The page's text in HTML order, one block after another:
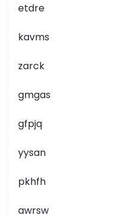
etdre
kavms
zarck
gmgas
gfpjq
yysan
pkhfh
awrsw